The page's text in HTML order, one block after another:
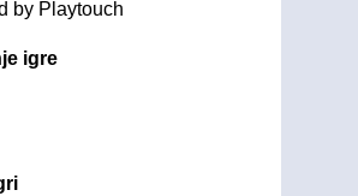
by Playtouch
igre